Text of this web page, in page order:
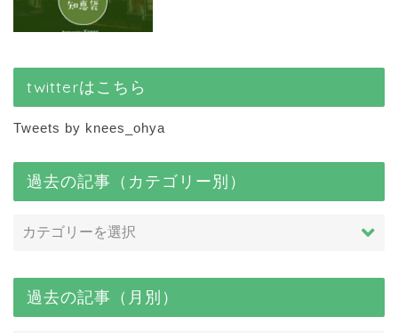
twitterはこちら
Tweets by knees_ohya
過去の記事（カテゴリー別）
過去の記事（月別）